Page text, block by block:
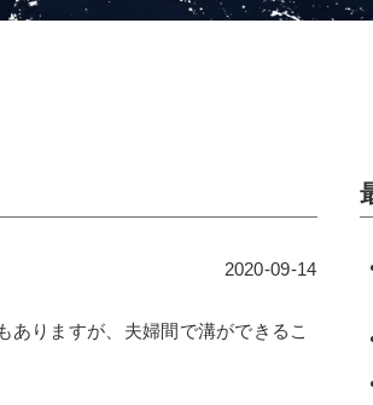
2020-09-14
りますが、夫婦間で溝ができるこ